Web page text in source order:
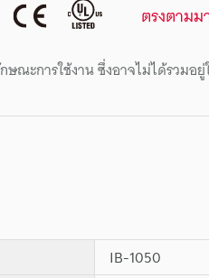
ษณะการใช้งาน ซึ่งอาจไม่ได้รวม
ตรงตามม
IB-1050